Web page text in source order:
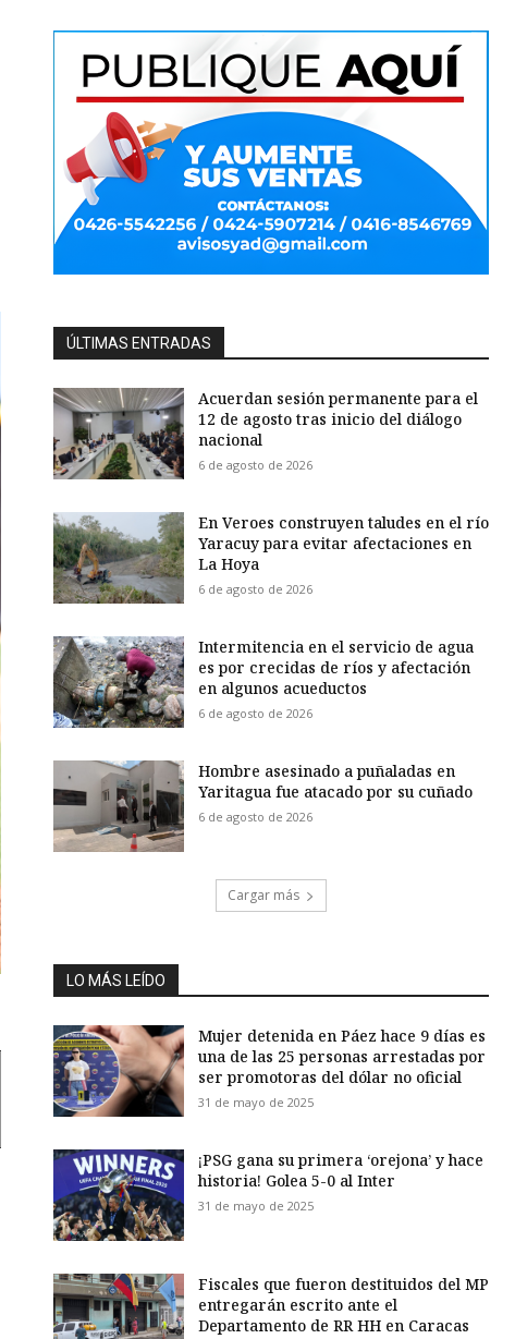
ÚLTIMAS ENTRADAS
Acuerdan sesión permanente para el
12 de agosto tras inicio del diálogo
nacional
6 de agosto de 2026
En Veroes construyen taludes en el río
Yaracuy para evitar afectaciones en
La Hoya
6 de agosto de 2026
Intermitencia en el servicio de agua
es por crecidas de ríos y afectación
en algunos acueductos
6 de agosto de 2026
Hombre asesinado a puñaladas en
Yaritagua fue atacado por su cuñado
6 de agosto de 2026
Cargar más
LO MÁS LEÍDO
Mujer detenida en Páez hace 9 días es
una de las 25 personas arrestadas por
ser promotoras del dólar no oficial
31 de mayo de 2025
¡PSG gana su primera ‘orejona’ y hace
historia! Golea 5-0 al Inter
31 de mayo de 2025
Fiscales que fueron destituidos del MP
entregarán escrito ante el
Departamento de RR HH en Caracas